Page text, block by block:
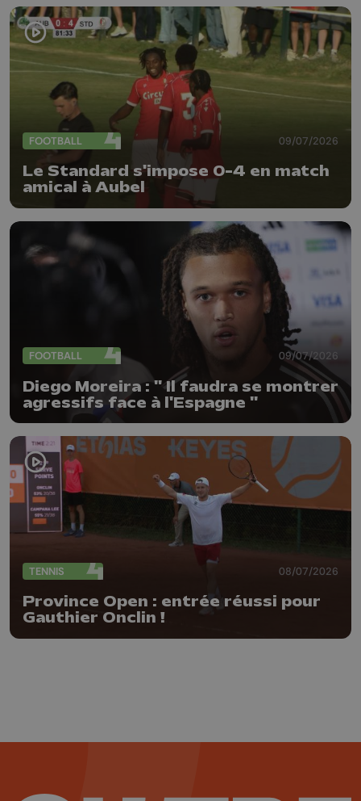
FOOTBALL 09/07/2026
Le Standard s'impose 0-4 en match
amical à Aubel
FOOTBALL 09/07/2026
Diego Moreira : " Il faudra se montrer
agressifs face à l'Espagne "
TENNIS 08/07/2026
Province Open : entrée réussi pour
Gauthier Onclin !